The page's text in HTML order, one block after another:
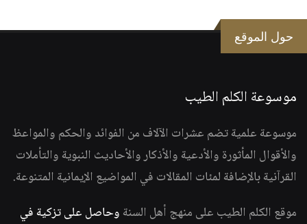
حول الموقع
موسوعة الكلم الطيب
موسوعة علمية تضم عشرات الآلاف من الفوائد والحكم والمواعظ
والأقوال المأثورة والأدعية والأذكار والأحاديث النبوية والتأملات
القرآنية بالإضافة لمئات المقالات في المواضيع الإيمانية المتنوعة.
موقع الكلم الطيب على منهج أهل السنة وحاصل على تزكية في